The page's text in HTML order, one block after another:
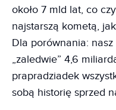
około 7 mld lat, co
najstarszą kometą,
Dla porównania: nasz
„zaledwie” 4,6
prapradziadek
sobą historię sprzed